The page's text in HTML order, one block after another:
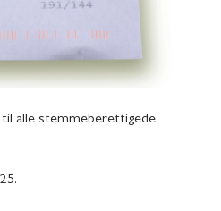
til alle stemmeberettigede